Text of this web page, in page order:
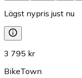
Lägst nypris just nu
3 795 kr
BikeTown